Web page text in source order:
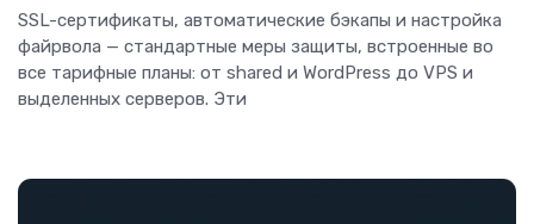
SSL-сертификаты, автоматические бэкапы и настройка
файрвола — стандартные меры защиты, встроенные во
все тарифные планы: от shared и WordPress до VPS и
выделенных серверов. Эти